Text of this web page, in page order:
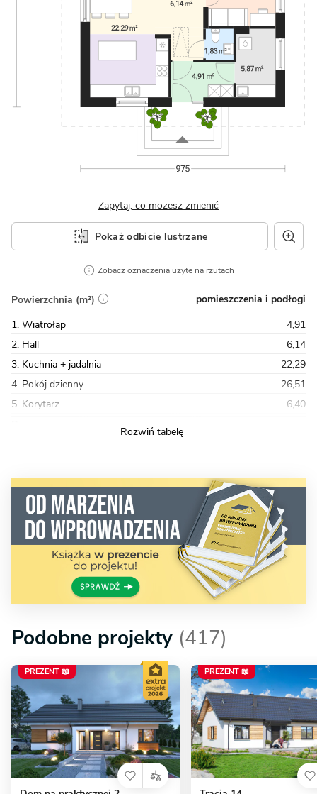
Zapytaj, co możesz zmienić
Pokaż odbicie lustrzane
Zobacz oznaczenia użyte na rzutach
Powierzchnia (m²)
pomieszczenia i podłogi
1. Wiatrołap
4,91
2. Hall
6,14
3. Kuchnia + jadalnia
22,29
4. Pokój dzienny
26,51
5. Korytarz
6,40
Podobne projekty (417)
PREZENT 📖 PREZENT 📖